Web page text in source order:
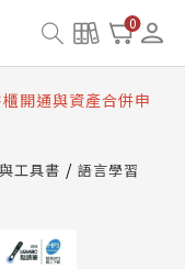
0
併與書櫃開通申請
題
開通與資產合併申
併與書櫃開通申請
工具書
語言學習